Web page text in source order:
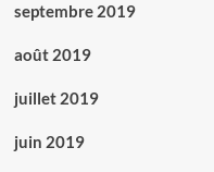
septembre 2019
août 2019
juillet 2019
juin 2019